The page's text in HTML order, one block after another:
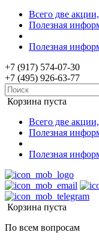
Всего две
Полезная
Полезная
+7 (917) 574-07-30
+7 (495) 926-63-77
Корзина пуста
Всего две
Полезная
Полезная
Корзина пуста
По всем вопросам